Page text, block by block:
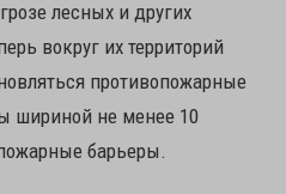
лесных и других
вокруг их территорий
противопожарные
шириной не менее 10
барьеры.